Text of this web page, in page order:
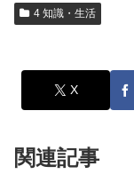
4 知識・生活
X
関連記事